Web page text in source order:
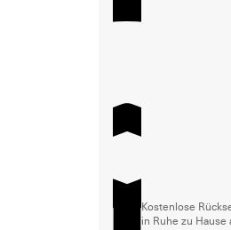
Kostenlose
in Ruhe zu